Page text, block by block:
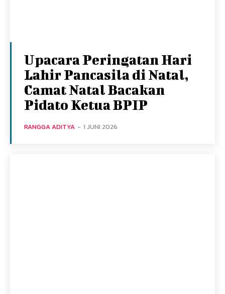
Upacara Peringatan Hari
Lahir Pancasila di Natal,
Camat Natal Bacakan
Pidato Ketua BPIP
RANGGA ADITYA - 1 JUNI 2026